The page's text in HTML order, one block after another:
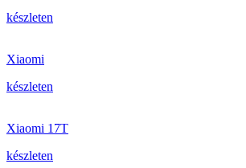
készleten
Xiaomi
készleten
Xiaomi 17T
készleten